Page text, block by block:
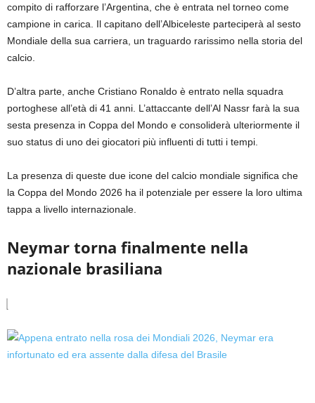
compito di rafforzare l’Argentina, che è entrata nel torneo come
campione in carica. Il capitano dell’Albiceleste parteciperà al sesto
Mondiale della sua carriera, un traguardo rarissimo nella storia del
calcio.
D’altra parte, anche Cristiano Ronaldo è entrato nella squadra
portoghese all’età di 41 anni. L’attaccante dell’Al Nassr farà la sua
sesta presenza in Coppa del Mondo e consoliderà ulteriormente il
suo status di uno dei giocatori più influenti di tutti i tempi.
La presenza di queste due icone del calcio mondiale significa che
la Coppa del Mondo 2026 ha il potenziale per essere la loro ultima
tappa a livello internazionale.
Neymar torna finalmente nella
nazionale brasiliana